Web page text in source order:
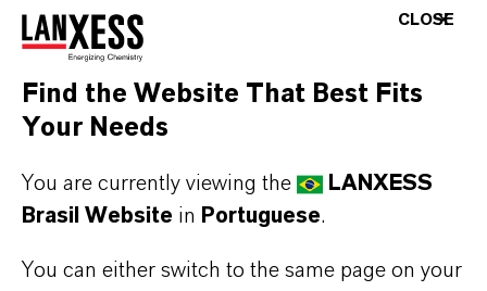
de outros pigmentos precipitados. É muito
resistente à mudança de cor durante processos de
dispersão de alta energia. As altas temperaturas
ao pigmento excelente estabilidade ao calor.
CLOSE
Find the Website That Best Fits
Your Needs
You are currently viewing the
LANXESS
Brasil Website in Portuguese.
You can either switch to the same page on your